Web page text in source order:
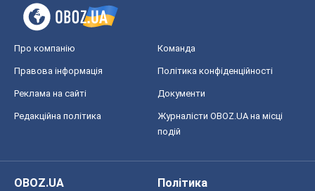
Про компанію Команда
Правова інформація Політика конфіденційності
Реклама на сайті Документи
Редакційна політика
Журналісти OBOZ.UA на місці
подій
OBOZ.UA
Політика